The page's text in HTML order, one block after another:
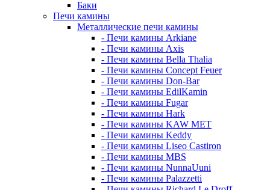
Баки
Печи камины
Металлические печи камины
- Печи камины Arkiane
- Печи камины Axis
- Печи камины Bella Thalia
- Печи камины Concept Feuer
- Печи камины Don-Bar
- Печи камины EdilKamin
- Печи камины Fugar
- Печи камины Hark
- Печи камины KAW MET
- Печи камины Keddy
- Печи камины Liseo Castiron
- Печи камины MBS
- Печи камины NunnaUuni
- Печи камины Palazzetti